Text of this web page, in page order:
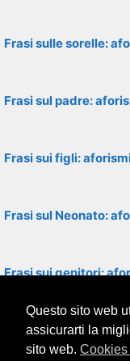
Frasi sulle sorelle:
Frasi sul padre:
Frasi sui figli:
Frasi sul Neonato:
Frasi sui genitori:
Frasi sul marito:
Questo sito web
assicurarti la
sito web.